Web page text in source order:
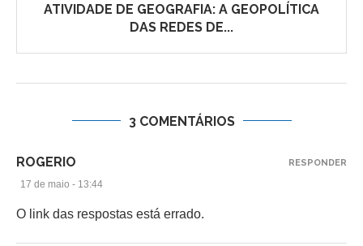
ATIVIDADE DE GEOGRAFIA: A GEOPOLÍTICA
DAS REDES DE...
3 COMENTÁRIOS
ROGERIO
17 de maio - 13:44
O link das respostas está errado.
RESPONDER